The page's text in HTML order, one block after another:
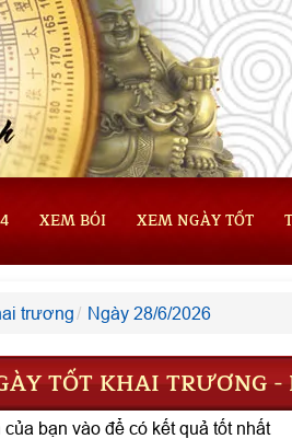
XEM BÓI XEM NGÀY TỐT
trương Ngày 28/6/2026
TỐT KHAI TRƯƠNG
bạn vào để có kết quả tốt nhất